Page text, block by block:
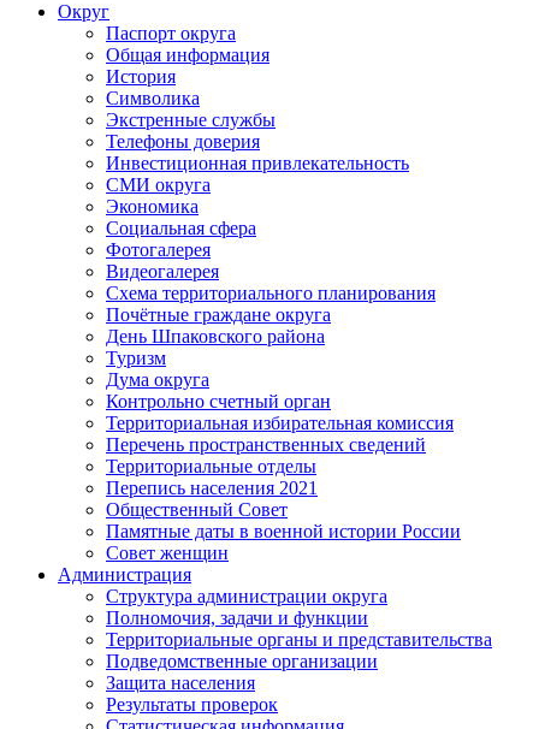
Округ
Паспорт округа
Общая информация
История
Символика
Экстренные службы
Телефоны доверия
Инвестиционная привлекательность
СМИ округа
Экономика
Социальная сфера
Фотогалерея
Видеогалерея
Схема территориального планирования
Почётные граждане округа
День Шпаковского района
Туризм
Дума округа
Контрольно счетный орган
Территориальная избирательная комиссия
Перечень пространственных сведений
Территориальные отделы
Перепись населения 2021
Общественный Совет
Памятные даты в военной истории России
Совет женщин
Администрация
Структура администрации округа
Полномочия, задачи и функции
Территориальные органы и представительства
Подведомственные организации
Защита населения
Результаты проверок